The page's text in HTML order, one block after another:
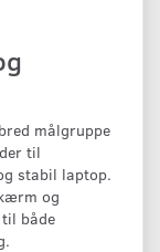
målgruppe
til
stabil laptop.
og
både